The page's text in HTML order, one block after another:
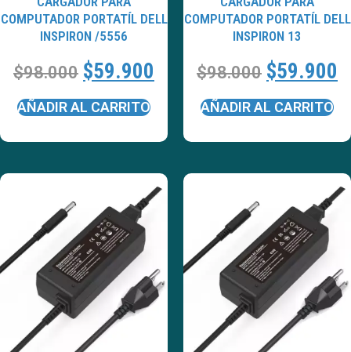
COMPUTADOR PORTATÍL DELL
INSPIRON /5556
$98.000 $59.900
AÑADIR AL CARRITO
COMPUTADOR PORTATÍL DELL
INSPIRON 13
$98.000 $59.900
AÑADIR AL CARRITO